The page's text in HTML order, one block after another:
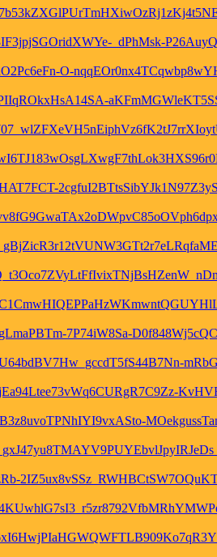
_dPhMsk-
O-
7P74iW8Sa-